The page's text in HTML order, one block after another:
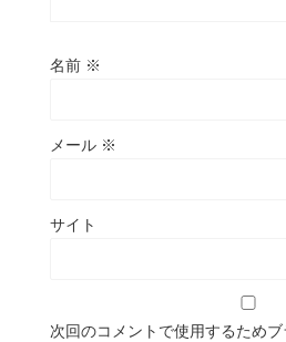
名前 ※
メール ※
サイト
次回のコメントで使用するため